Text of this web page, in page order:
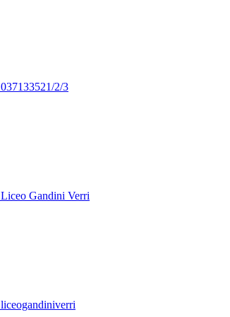
037133521/2/3
Liceo Gandini Verri
liceogandiniverri